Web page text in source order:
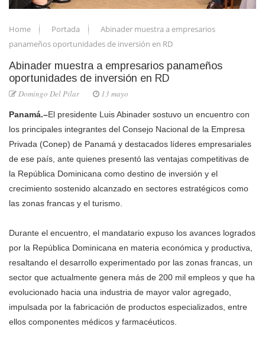
Home Portada
Abinader muestra a empresarios
panameños oportunidades de inversión en RD
Abinader muestra a empresarios panameños
oportunidades de inversión en RD
Domingo Del Pilar 13 mayo
Panamá.–El presidente Luis Abinader sostuvo un encuentro con
los principales integrantes del Consejo Nacional de la Empresa
Privada (Conep) de Panamá y destacados líderes empresariales
de ese país, ante quienes presentó las ventajas competitivas de
la República Dominicana como destino de inversión y el
crecimiento sostenido alcanzado en sectores estratégicos como
las zonas francas y el turismo.
Durante el encuentro, el mandatario expuso los avances logrados
por la República Dominicana en materia económica y productiva,
resaltando el desarrollo experimentado por las zonas francas, un
sector que actualmente genera más de 200 mil empleos y que ha
evolucionado hacia una industria de mayor valor agregado,
impulsada por la fabricación de productos especializados, entre
ellos componentes médicos y farmacéuticos.